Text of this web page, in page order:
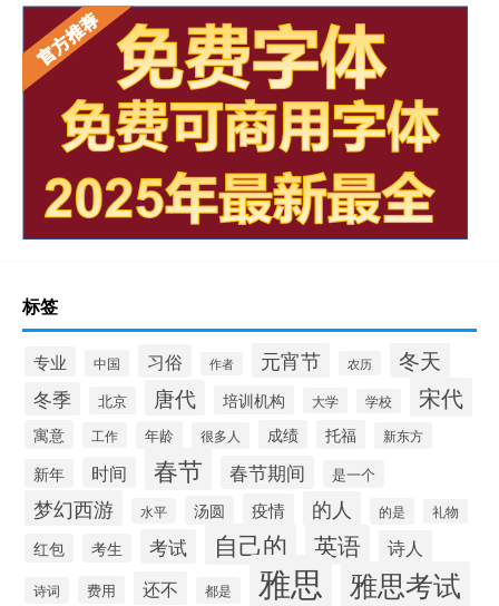
标签
专业 中国 习俗 作者 元宵节 农历 冬天
冬季 北京 唐代 培训机构 大学 学校 宋代
寓意 工作 年龄 很多人 成绩 托福 新东方
新年 时间 春节 春节期间 是一个
梦幻西游 水平 汤圆 疫情 的人 的是 礼物
红包 考生 考试 自己的 英语 诗人
诗词 费用 还不 都是 雅思 雅思考试